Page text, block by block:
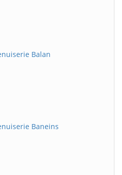
Balan
Baneins